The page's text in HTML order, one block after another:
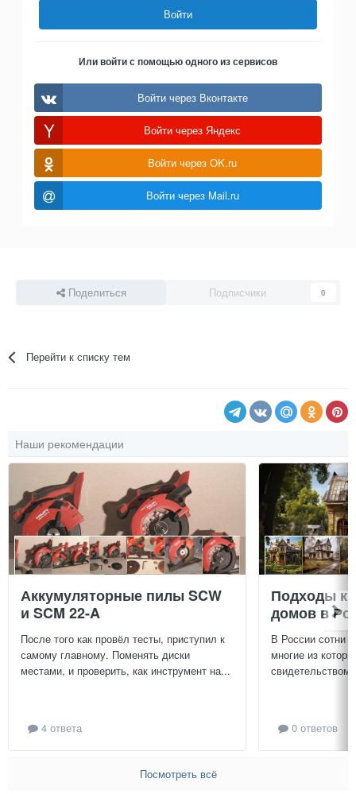
Войти
Или войти с помощью одного из сервисов
Войти через Вконтакте
Войти через Яндекс
Войти через OK.ru
Войти через Mail.ru
Поделиться Подписчики 0
Перейти к списку тем
Наши рекомендации
Аккумуляторные пилы SCW
и SCM 22-A
После того как провёл тесты, приступил к
самому главному. Поменять диски
местами, и проверить, как инструмент на...
4 ответа
Подходы к
домов в
В России сотни
многие из
свидетельством
0 ответов
Посмотреть всё